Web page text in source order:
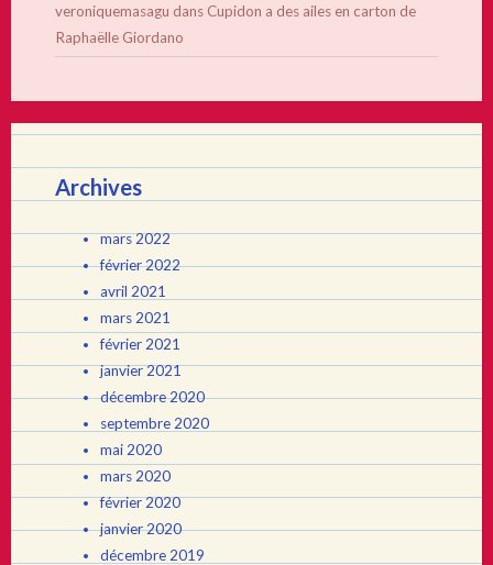
veroniquemasagu dans Cupidon a des ailes en carton de
Raphaëlle Giordano
Archives
mars 2022
février 2022
avril 2021
mars 2021
février 2021
janvier 2021
décembre 2020
septembre 2020
mai 2020
mars 2020
février 2020
janvier 2020
décembre 2019